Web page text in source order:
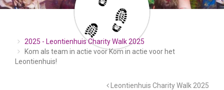
2025 - Leontienhuis Charity Walk 2025
Kom als team in actie voor Kom in actie voor het
Leontienhuis!
Leontienhuis Charity Walk 2025